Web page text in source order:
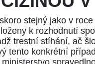
stejný jako v roce
k rozhodnutí
trestní stíhání, ač
tento konkrétní